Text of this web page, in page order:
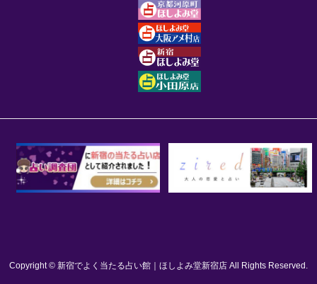
Copyright © 新宿でよく当たる占い館｜ほしよみ堂新宿店 All Rights Reserved.